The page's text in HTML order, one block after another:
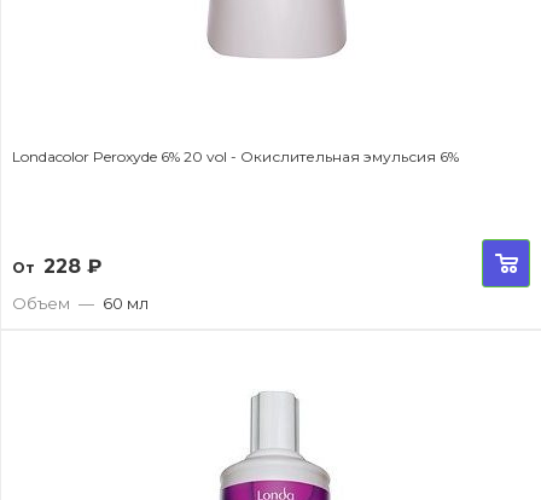
Londacolor Peroxyde 6% 20 vol - Окислительная эмульсия 6%
От 228 ₽
Объем — 60 мл